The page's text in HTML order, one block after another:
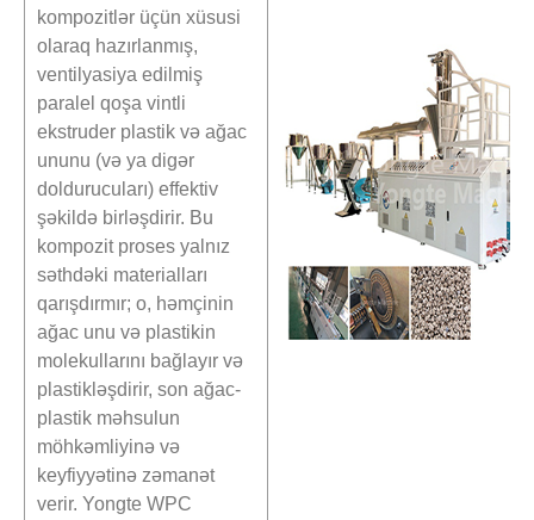
kompozitlər üçün xüsusi
olaraq hazırlanmış,
ventilyasiya edilmiş
paralel qoşa vintli
ekstruder plastik və ağac
ununu (və ya digər
doldurucuları) effektiv
şəkildə birləşdirir. Bu
kompozit proses yalnız
səthdəki materialları
qarışdırmır; o, həmçinin
ağac unu və plastikin
molekullarını bağlayır və
plastikləşdirir, son ağac-
plastik məhsulun
möhkəmliyinə və
keyfiyyətinə zəmanət
verir. Yongte WPC